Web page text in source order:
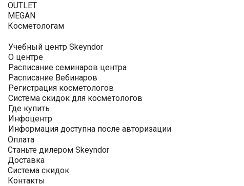
OUTLET
MEGAN
Косметологам
Учебный центр Skeyndor
О центре
Расписание семинаров центра
Расписание Вебинаров
Регистрация косметологов
Система скидок для косметологов
Где купить
Инфоцентр
Информация доступна после авторизации
Оплата
Станьте дилером Skeyndor
Доставка
Система скидок
Контакты